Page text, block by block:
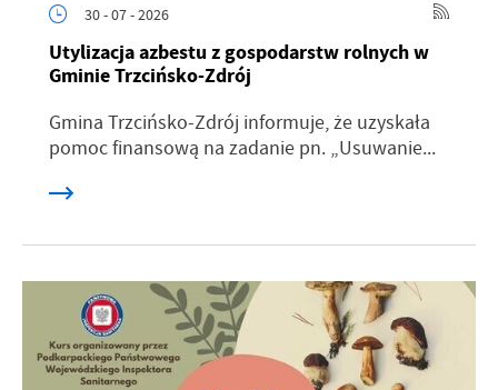
30 - 07 - 2026
Utylizacja azbestu z gospodarstw rolnych w
Gminie Trzcińsko-Zdrój
Gmina Trzcińsko-Zdrój informuje, że uzyskała
pomoc finansową na zadanie pn. „Usuwanie...